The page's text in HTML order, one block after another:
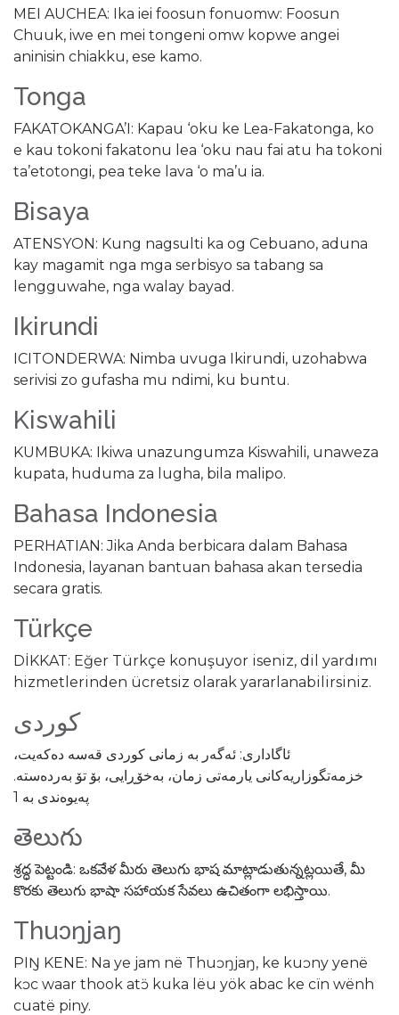
MEI AUCHEA: Ika iei foosun fonuomw: Foosun
Chuuk, iwe en mei tongeni omw kopwe angei
aninisin chiakku, ese kamo.
Tonga
FAKATOKANGA’I: Kapau ‘oku ke Lea-Fakatonga, ko
e kau tokoni fakatonu lea ‘oku nau fai atu ha tokoni
ta’etotongi, pea teke lava ‘o ma’u ia.
Bisaya
ATENSYON: Kung nagsulti ka og Cebuano, aduna
kay magamit nga mga serbisyo sa tabang sa
lengguwahe, nga walay bayad.
Ikirundi
ICITONDERWA: Nimba uvuga Ikirundi, uzohabwa
serivisi zo gufasha mu ndimi, ku buntu.
Kiswahili
KUMBUKA: Ikiwa unazungumza Kiswahili, unaweza
kupata, huduma za lugha, bila malipo.
Bahasa Indonesia
PERHATIAN: Jika Anda berbicara dalam Bahasa
Indonesia, layanan bantuan bahasa akan tersedia
secara gratis.
Türkçe
DİKKAT: Eğer Türkçe konuşuyor iseniz, dil yardımı
hizmetlerinden ücretsiz olarak yararlanabilirsiniz.
کوردی
ئاگاداری: ئەگەر بە زمانی کوردی قەسە دەکەیت،
خزمەتگوزاریەکانی یارمەتی زمان، بەخۆڕایی، بۆ تۆ بەردەستە.
پەیوەندی بە 1
తెలుగు
శ్రద్ధ పెట్టండి: ఒకవేళ మీరు తెలుగు భాష మాట్లాడుతున్నట్లయితే, మీ
కొరకు తెలుగు భాషా సహాయక సేవలు ఉచితంగా లభిస్తాయి.
Thuɔŋjaŋ
PIŊ KENE: Na ye jam në Thuɔŋjaŋ, ke kuɔny yenë
kɔc waar thook atɔ̈ kuka lëu yök abac ke cïn wënh
cuatë piny.